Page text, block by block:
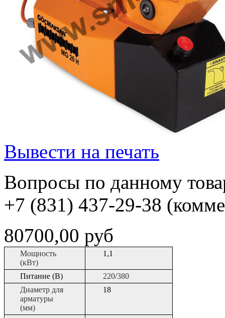
Вывести на печать
Вопросы по данному
+7 (831) 437-29-38
80700,00 руб
Мощность
(кВт)
1,1
Питание (В)
220/380
Диаметр для
арматуры
(мм)
18